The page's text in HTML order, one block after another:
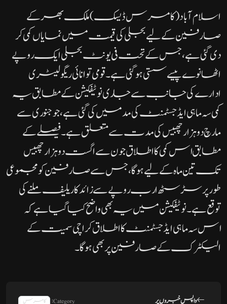
اسلام آباد( کامرس ڈیسک)ملک بھر کے
صارفین کے لیے بجلی کی قیمت میں نمایاں کمی کر
دی گئی ہے، جس کے تحت فی یونٹ بجلی ایک روپے
اٹھانوے پیسے سستی ہو گئی ہے۔قومی توانائی ریگولیٹری
ادارے کی جانب سے جاری نوٹیفکیشن کے مطابق یہ
کمی سہ ماہی ایڈجسٹمنٹ کی مد میں کی گئی ہے، جو جنوری سے
مارچ دو ہزار چھبیس کی مدت سے متعلق ہے۔فیصلے کے
مطابق اس کمی کا اطلاق جون سے اگست دو ہزار چھبیس
تک تین ماہ کے لیے ہوگا، جس سے صارفین کو مجموعی
طور پر سڑسٹھ ارب روپے سے زائد کا ریلیف ملنے کی
توقع ہے۔نوٹیفکیشن میں یہ بھی واضح کیا گیا ہے کہ
اس سہ ماہی ایڈجسٹمنٹ کا اطلاق کراچی سمیت کے
الیکٹرک کے صارفین پر بھی ہوگا۔
واپس خبروں پر Category: کامرس